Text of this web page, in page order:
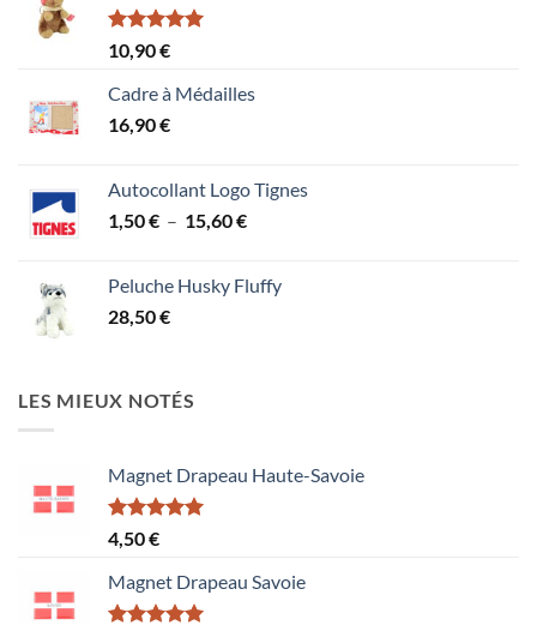
Note5.00
sur 5
10,90€
Cadre à Médailles
16,90€
Autocollant Logo Tignes
1,50€ – 15,60€Plage
1,50 €
Peluche Husky Fluffy
28,50€
LES MIEUX NOTÉS
Magnet Drapeau Haute-Savoie
Note5.00
sur 5
4,50€
Magnet Drapeau Savoie